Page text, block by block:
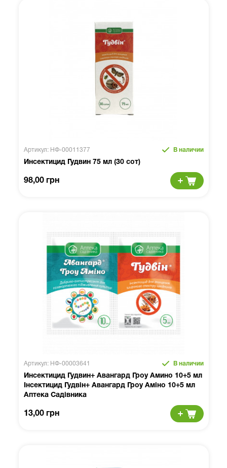
Артикул: НФ-00011377 В наличии
Инсектицид Гудвин 75 мл (30 сот)
98,00 грн
Артикул: НФ-00003641 В наличии
Инсектицид Гудвин+ Авангард Гроу Амино 10+5 мл
Інсектицид Гудвін+ Авангард Гроу Аміно 10+5 мл
Аптека Садівника
13,00 грн